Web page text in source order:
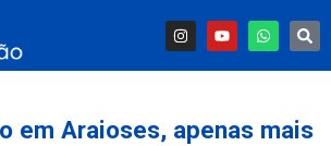
em Araioses, apenas mais